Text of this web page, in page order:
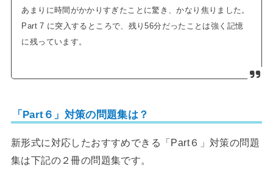
あまりに時間がかかりすぎたことに驚き、かなり焦りました。
Part 7 に突入するところで、残り56分だったことは強く記憶
に残っています。
「Part６」対策の問題集は？
新形式に対応したおすすめできる「Part６」対策の問題
集は下記の２冊の問題集です。